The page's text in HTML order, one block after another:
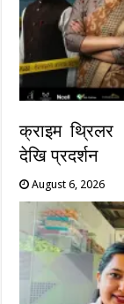
क्राइम थ्रिलर
देखि प्रदर्शन
August 6, 2026